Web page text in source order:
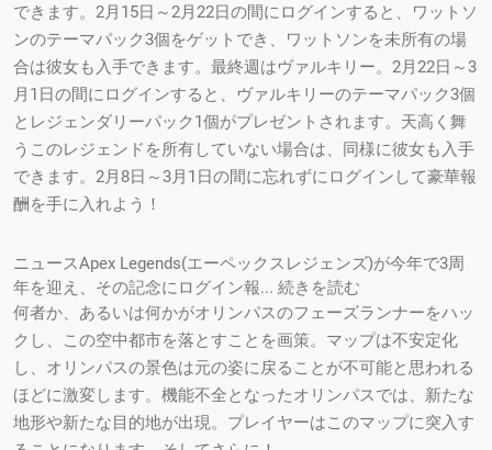
できます。2月15日～2月22日の間にログインすると、ワットソ
ンのテーマパック3個をゲットでき、ワットソンを未所有の場
合は彼女も入手できます。最終週はヴァルキリー。2月22日～3
月1日の間にログインすると、ヴァルキリーのテーマパック3個
とレジェンダリーパック1個がプレゼントされます。天高く舞
うこのレジェンドを所有していない場合は、同様に彼女も入手
できます。2月8日～3月1日の間に忘れずにログインして豪華報
酬を手に入れよう！
ニュースApex Legends(エーペックスレジェンズ)が今年で3周
年を迎え、その記念にログイン報... 続きを読む
何者か、あるいは何かがオリンパスのフェーズランナーをハッ
クし、この空中都市を落とすことを画策。マップは不安定化
し、オリンパスの景色は元の姿に戻ることが不可能と思われる
ほどに激変します。機能不全となったオリンパスでは、新たな
地形や新たな目的地が出現。プレイヤーはこのマップに突入す